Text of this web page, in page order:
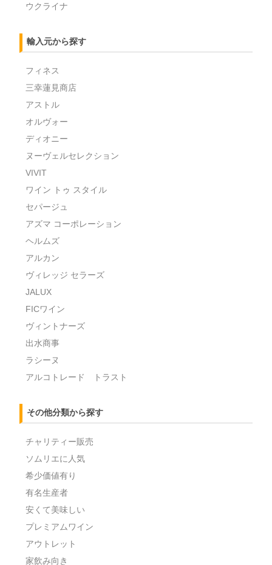
ウクライナ
輸入元から探す
フィネス
三幸蓮見商店
アストル
オルヴォー
ディオニー
ヌーヴェルセレクション
VIVIT
ワイン トゥ スタイル
セパージュ
アズマ コーポレーション
ヘルムズ
アルカン
ヴィレッジ セラーズ
JALUX
FICワイン
ヴィントナーズ
出水商事
ラシーヌ
アルコトレード トラスト
その他分類から探す
チャリティー販売
ソムリエに人気
希少価値有り
有名生産者
安くて美味しい
プレミアムワイン
アウトレット
家飲み向き